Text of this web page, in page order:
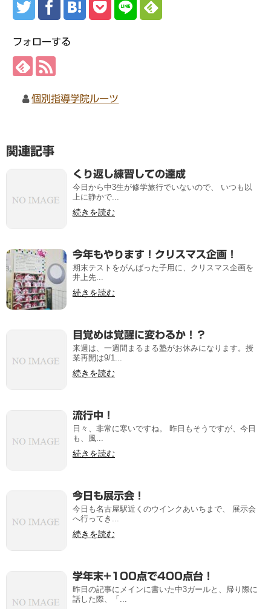
フォローする
個別指導学院ルーツ
関連記事
くり返し練習しての達成
今日から中3生が修学旅行でいないので、 いつも以
上に静かで...
続きを読む
今年もやります！クリスマス企画！
期末テストをがんばった子用に、クリスマス企画を
井上先...
続きを読む
目覚めは覚醒に変わるか！？
来週は、一週間まるまる塾がお休みになります。授
業再開は9/1...
続きを読む
流行中！
日々、非常に寒いですね。 昨日もそうですが、今日
も、風...
続きを読む
今日も展示会！
今日も名古屋駅近くのウインクあいちまで、 展示会
へ行ってき...
続きを読む
学年末+100点で400点台！
昨日の記事にメインに書いた中3ガールと、帰り際に
話した際、「...